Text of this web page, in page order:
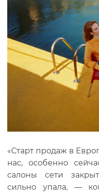
«Старт продаж в
нас, особенно
салоны сети
сильно упала, —